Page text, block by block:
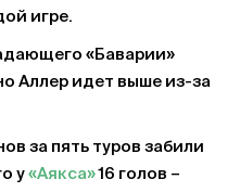
игре.
«Баварии»
Аллер идет выше из-за
за пять туров забили
у «Аякса»16 голов –